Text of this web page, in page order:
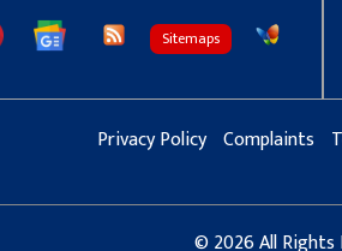
Sitemaps
Privacy Policy Complaints
© 2026 All Rights